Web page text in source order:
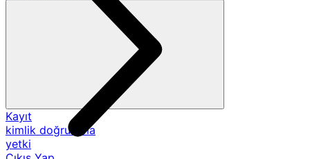
Kayıt
kimlik doğrulama
yetki